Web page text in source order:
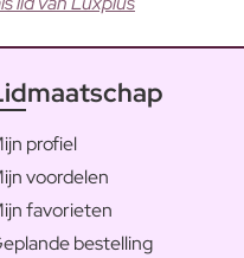
profiel
voordelen
favorieten
bestelling